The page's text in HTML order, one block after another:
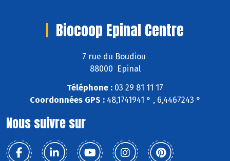
Biocoop Epinal Centre
7 rue du Boudiou
88000 Epinal
Téléphone : 03 29 81 11 17
Coordonnées GPS :48,1741941 ° , 6,4467243 °
Nous suivre sur